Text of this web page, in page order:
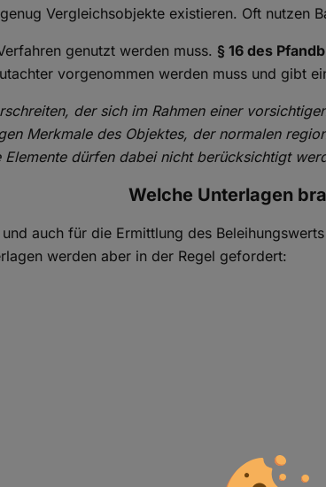
Vergleichsobjekte existieren. Oft nutzen
genutzt werden muss. § 16 des
vorgenommen werden muss und gibt
der sich im Rahmen einer
Merkmale des Objektes, der normalen
dürfen dabei nicht berücksichtigt
Welche Unterlagen
und auch für die Ermittlung des
werden aber in der Regel gefordert: